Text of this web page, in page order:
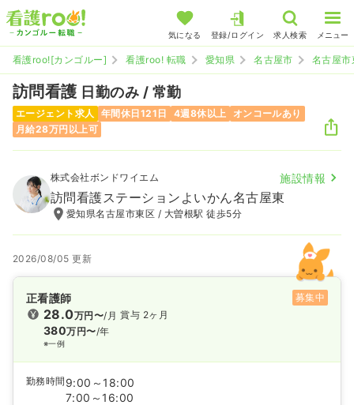
気になる 登録/ログイン 求人検索 メニュー
看護roo![カンゴルー] 看護roo! 転職 愛知県 名古屋市 名古屋市
訪問看護 日勤のみ / 常勤
エージェント求人 年間休日121日 4週8休以上
オンコールあり
月給28万円以上可
株式会社ボンドワイエム 施設情報
訪問看護ステーションよいかん名古屋東
愛知県名古屋市東区 / 大曽根駅 徒歩5分
2026/08/05 更新
正看護師 募集中
28.0万円〜/月
380万円〜/年
※一例
賞与 2ヶ月
勤務時間 9:00～18:00
7:00～16:00